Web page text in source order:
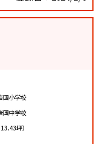
国小学校
国中学校
坪）